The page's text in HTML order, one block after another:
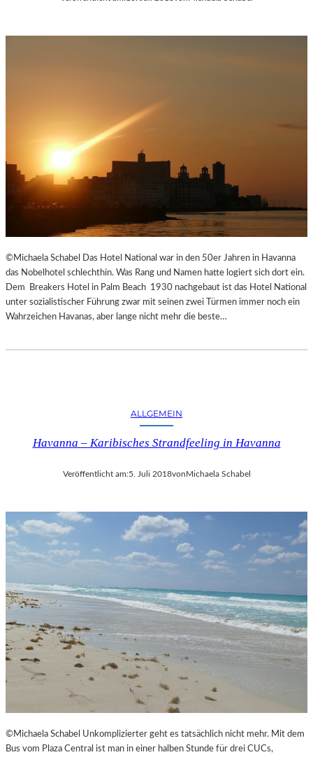
©Michaela Schabel Das Hotel National war in den 50er Jahren in Havanna
das Nobelhotel schlechthin. Was Rang und Namen hatte logiert sich dort ein.
Dem Breakers Hotel in Palm Beach 1930 nachgebaut ist das Hotel National
unter sozialistischer Führung zwar mit seinen zwei Türmen immer noch ein
Wahrzeichen Havanas, aber lange nicht mehr die beste…
ALLGEMEIN
Havanna – Karibisches Strandfeeling in Havanna
Veröffentlicht am:5. Juli 2018vonMichaela Schabel
©Michaela Schabel Unkomplizierter geht es tatsächlich nicht mehr. Mit dem
Bus vom Plaza Central ist man in einer halben Stunde für drei CUCs,